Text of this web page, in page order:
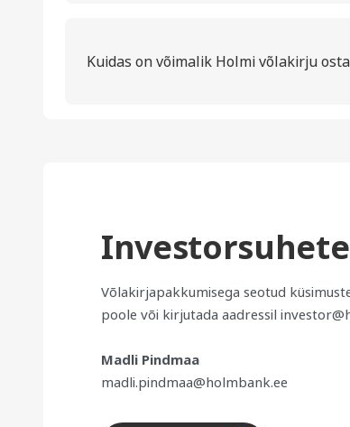
Kuidas on võimalik Holmi võlakirju
Võlakirjapakkumisega seotud
poole või kirjutada aadressil
Madli Pindmaa
madli.pindmaa@holmbank.ee